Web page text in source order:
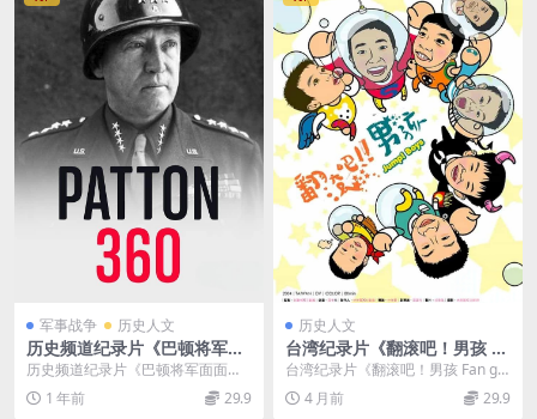
军事战争 历史人文
历史频道纪录片《巴顿将军面
面观/乔治·巴顿 Patton 360 2
009》全9集 英语中英双字 无
水印纯净版 1080P/MKV/38G
历史频道纪录片《巴顿将军面面观
Patton 360 2009》全9集 又名: ...
1 年前 29.9
历史人文
台湾纪录片《翻滚吧！男孩 Fa
n gun ba! Nan hai 2005》国
语中字 无水印纯净版 1080P/
MKV/3.2G 少年体操队
台湾纪录片《翻滚吧！男孩 Fan gu
n ba! Nan hai 2005》介绍...
4 月前 29.9